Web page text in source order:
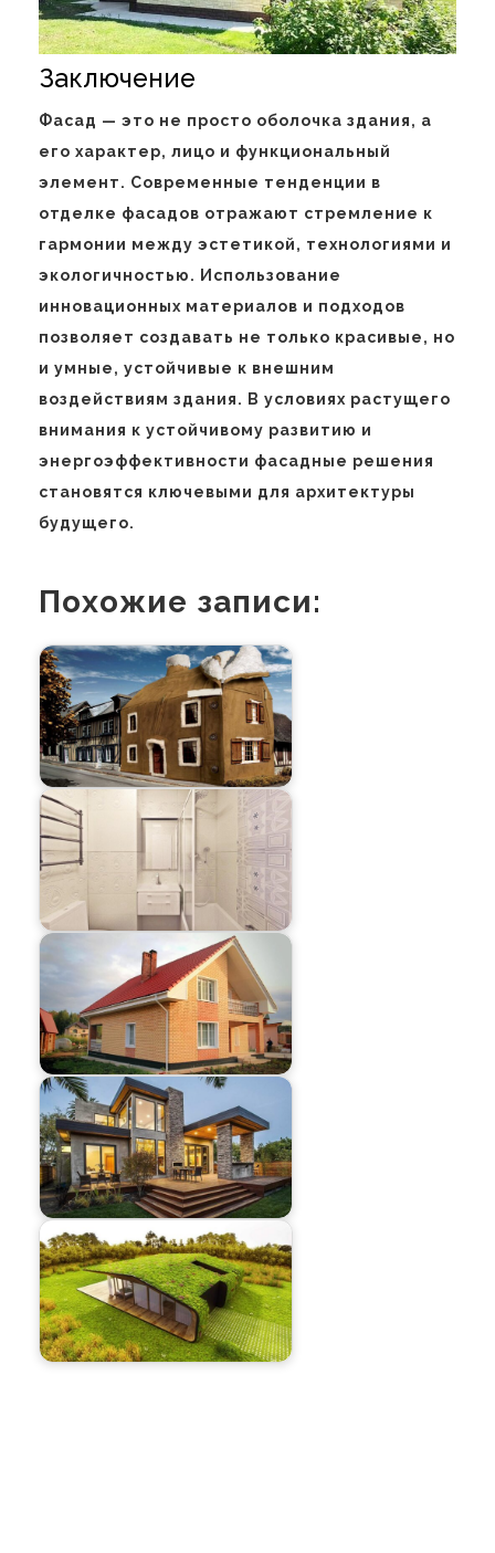
Заключение
Фасад — это не просто оболочка здания, а
его характер, лицо и функциональный
элемент. Современные тенденции в
отделке фасадов отражают стремление к
гармонии между эстетикой, технологиями и
экологичностью. Использование
инновационных материалов и подходов
позволяет создавать не только красивые, но
и умные, устойчивые к внешним
воздействиям здания. В условиях растущего
внимания к устойчивому развитию и
энергоэффективности фасадные решения
становятся ключевыми для архитектуры
будущего.
Похожие записи: